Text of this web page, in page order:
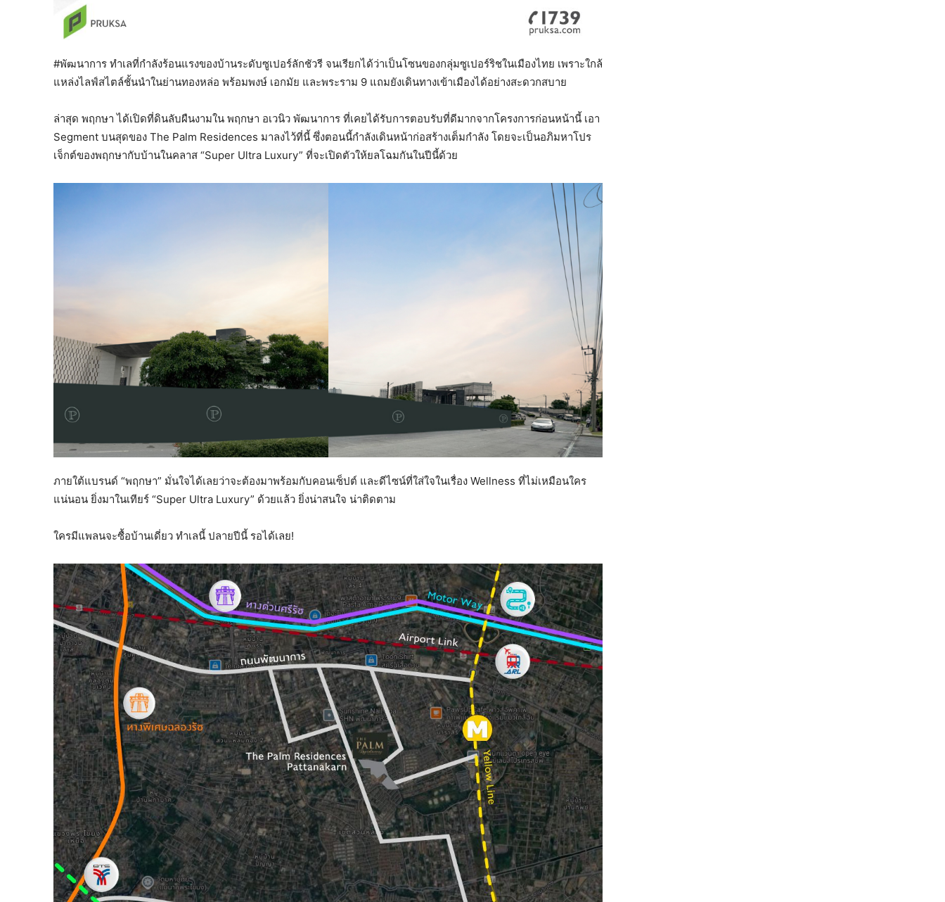
#พัฒนาการ ทำเลที่กำลังร้อนแรงของบ้านระดับซูเปอร์ลักชัวรี จนเรียกได้ว่าเป็นโซนของกลุ่มซูเปอร์ริชในเมืองไทย เพราะใกล้
แหล่งไลฟ์สไตล์ชั้นนำในย่านทองหล่อ พร้อมพงษ์ เอกมัย และพระราม 9 แถมยังเดินทางเข้าเมืองได้อย่างสะดวกสบาย
ล่าสุด พฤกษา ได้เปิดที่ดินลับผืนงามใน พฤกษา อเวนิว พัฒนาการ ที่เคยได้รับการตอบรับที่ดีมากจากโครงการก่อนหน้านี้ เอา
Segment บนสุดของ The Palm Residences มาลงไว้ที่นี้ ซึ่งตอนนี้กำลังเดินหน้าก่อสร้างเต็มกำลัง โดยจะเป็นอภิมหาโปร
เจ็กต์ของพฤกษากับบ้านในคลาส “Super Ultra Luxury” ที่จะเปิดตัวให้ยลโฉมกันในปีนี้ด้วย
ภายใต้แบรนด์ “พฤกษา” มั่นใจได้เลยว่าจะต้องมาพร้อมกับคอนเซ็ปต์ และดีไซน์ที่ใส่ใจในเรื่อง Wellness ที่ไม่เหมือนใคร
แน่นอน ยิ่งมาในเทียร์ “Super Ultra Luxury” ด้วยแล้ว ยิ่งน่าสนใจ น่าติดตาม
ใครมีแพลนจะซื้อบ้านเดี่ยว ทำเลนี้ ปลายปีนี้ รอได้เลย!